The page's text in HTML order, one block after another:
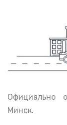
Официально
Минск.